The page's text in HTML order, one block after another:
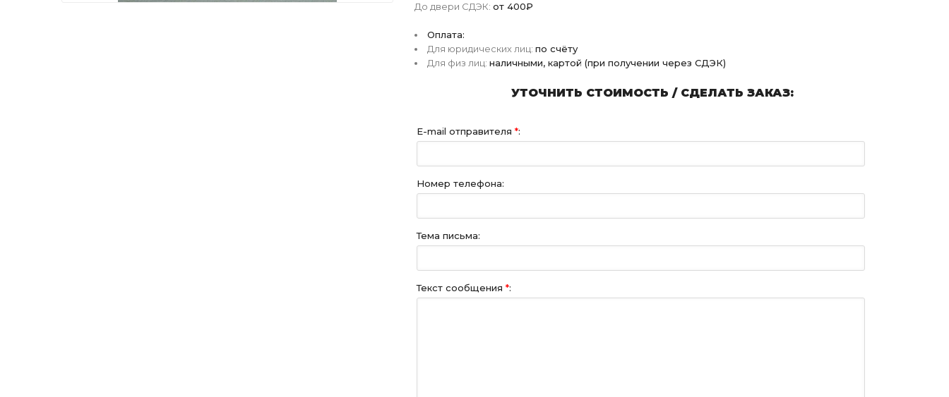
До двери СДЭК: от 400₽
Оплата:
Для юридических лиц: по счёту
Для физ лиц: наличными, картой (при получении через СДЭК)
УТОЧНИТЬ СТОИМОСТЬ / СДЕЛАТЬ ЗАКАЗ:
E-mail отправителя *:
Номер телефона:
Тема письма:
Текст сообщения *: